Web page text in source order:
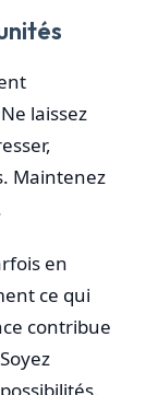
laissez
Maintenez
en
ce qui
contribue